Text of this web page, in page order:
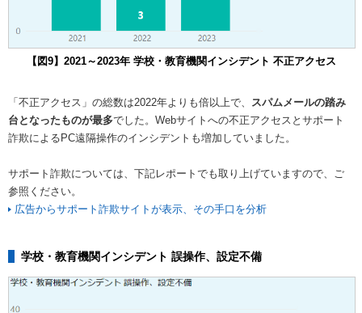
【図9】2021～2023年 学校・教育機関インシデント 不正アクセス
「不正アクセス」の総数は2022年よりも倍以上で、
スパムメールの踏み
台となったものが最多でした。Webサイトへの不正アクセスとサポート
詐欺によるPC遠隔操作のインシデントも増加していました。
サポート詐欺については、下記レポートでも取り上げていますので、ご
参照ください。
広告からサポート詐欺サイトが表示、その手口を分析
学校・教育機関インシデント 誤操作、設定不備